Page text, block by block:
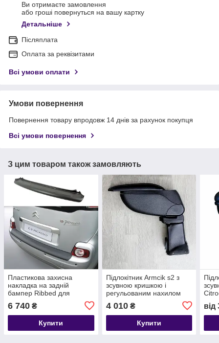
Ви отримаєте замовлення
або гроші повернуться на вашу картку
Детальніше
Післяплата
Оплата за реквізитами
Всі умови оплати
Умови повернення
Повернення товару впродовж 14 днів за рахунок покупця
Всі умови повернення
З цим товаром також замовляють
Пластикова захисна
накладка на задній
бампер Ribbed для
Citroen C3 Picasso 2009-
2017
6 740 ₴
Купити
Підлокітник Armcik s2 з
зсувною кришкою і
регульованим нахилом
2009-2017
4 010₴
Купити
від